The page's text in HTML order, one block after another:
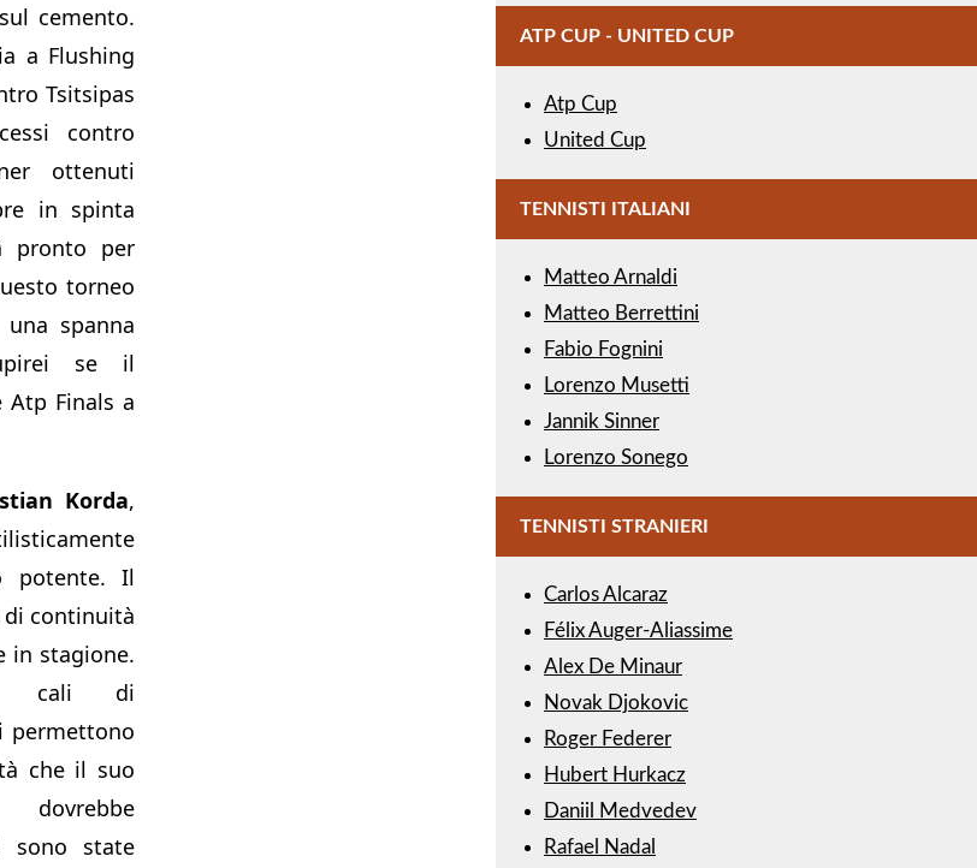
cemento.
a Flushing
Tsitsipas
contro
ottenuti
in spinta
pronto per
torneo
spanna
se il
Atp Finals a
Korda,
potente. Il
continuità
in stagione.
cali di
permettono
che il suo
sono state
ATP CUP - UNITED CUP
Atp Cup
United Cup
TENNISTI ITALIANI
Matteo Arnaldi
Matteo Berrettini
Fabio Fognini
Lorenzo Musetti
Jannik Sinner
Lorenzo Sonego
TENNISTI STRANIERI
Carlos Alcaraz
Félix Auger-Aliassime
Alex De Minaur
Novak Djokovic
Roger Federer
Hubert Hurkacz
Daniil Medvedev
Rafael Nadal